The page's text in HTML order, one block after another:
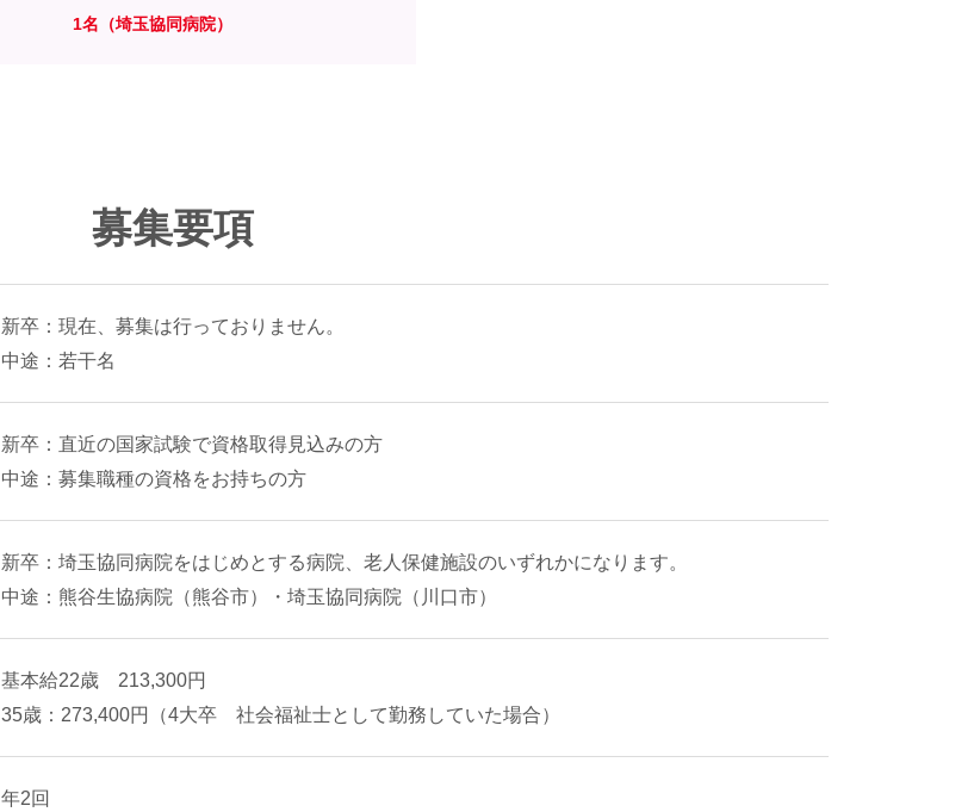
1名（埼玉協同病院）
募集要項
新卒：現在、募集は行っておりません。
中途：若干名
新卒：直近の国家試験で資格取得見込みの方
中途：募集職種の資格をお持ちの方
新卒：埼玉協同病院をはじめとする病院、老人保健施設のいずれかになります。
中途：熊谷生協病院（熊谷市）・埼玉協同病院（川口市）
基本給22歳 213,300円
35歳：273,400円（4大卒 社会福祉士として勤務していた場合）
年2回